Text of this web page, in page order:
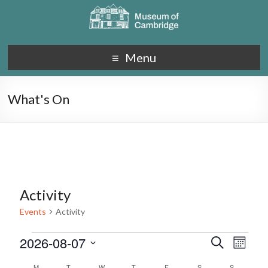
Menu
What's On
Activity
Events Activity
E
S
E
M
2026-08-07